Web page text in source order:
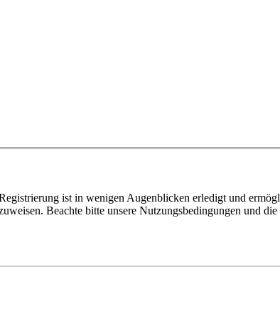
ist in wenigen Augenblicken erledigt und
Beachte bitte unsere Nutzungsbedingungen und